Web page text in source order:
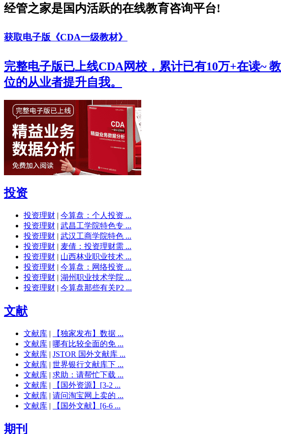
经管之家是国内活跃的在线教育咨询平台!
获取电子版《CDA一级教材》
完整电子版已上线CDA网校，累计已有10万+在读~
位的从业者提升自我。
投资
投资理财 | 今算盘：个人投资 ...
投资理财 | 武昌工学院特色专 ...
投资理财 | 武汉工商学院特色 ...
投资理财 | 麦倩：投资理财需 ...
投资理财 | 山西林业职业技术 ...
投资理财 | 今算盘：网络投资 ...
投资理财 | 湖州职业技术学院 ...
投资理财 | 今算盘那些有关P2 ...
文献
文献库 |
【独家发布】数据 ...
文献库 | 哪有比较全面的免 ...
文献库 | JSTOR 国外文献库 ...
文献库 | 世界银行文献库下 ...
文献库 | 求助：请帮忙下载 ...
文献库 |
【国外资源】[3-2 ...
文献库 | 请问淘宝网上卖的 ...
文献库 | 【国外文献】[6-6 ...
期刊